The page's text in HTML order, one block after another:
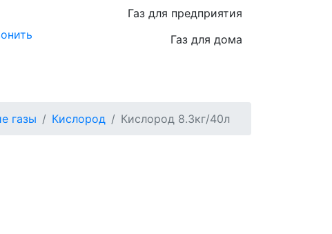
Газ для предприятия
Газ для дома
газы Кислород Кислород 8.3кг/40л